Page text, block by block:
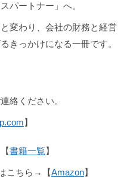
パートナー」へ。
変わり、会社の財務と経営
きっかけになる一冊です。
絡ください。
】
書籍一覧】
こちら→【Amazon】